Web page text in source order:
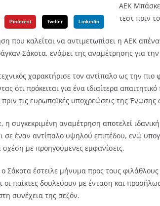
Pinterest Twitter Linkedin
ΑΕΚ
τεστ πριν
που καλείται να αντιμετωπίσει η ΑΕΚ
Σάκοτα, ενόψει της αναμέτρησης για
χαρακτήρισε τον αντίπαλο ως την
ότι πρόκειται για ένα ιδιαίτερα
πριν τις ευρωπαϊκές υποχρεώσεις της
η συγκεκριμένη αναμέτρηση αποτελεί
σε έναν αντίπαλο υψηλού επιπέδου, ενώ
σχέση με προηγούμενες εμφανίσεις.
Σάκοτα έστειλε μήνυμα προς τους φιλάθλους
οι παίκτες δουλεύουν με ένταση και
συνέχεια της σεζόν.